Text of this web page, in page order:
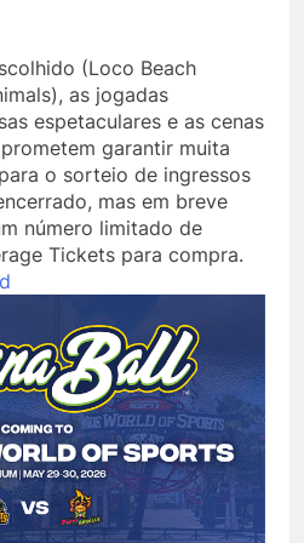
(Loco Beach
as jogadas
espetaculares e as cenas
garantir muita
o sorteio de ingressos
mas em breve
número limitado de
Tickets para compra.